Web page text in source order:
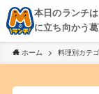
本日のランチ
に立ち向かう
京都・神戸を
き、飲み歩きを
ホーム 料理別カテ